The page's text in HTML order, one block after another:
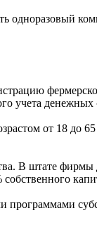
одноразовый
денежных
от 18 до
В штате